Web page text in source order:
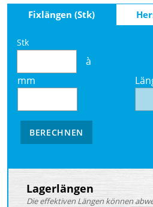
Fixlängen (Stk)
Stk
à
mm
BERECHNEN
Lagerlängen
Die effektiven Längen können